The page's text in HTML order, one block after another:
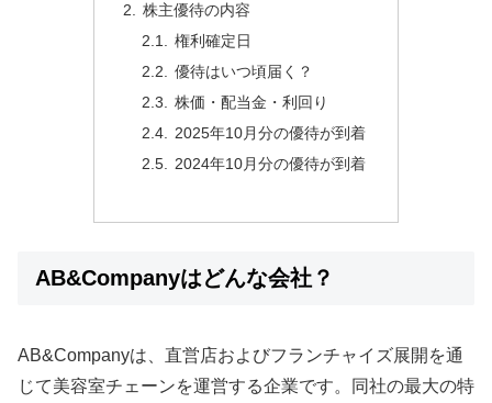
株主優待の内容
権利確定日
優待はいつ頃届く？
株価・配当金・利回り
2025年10月分の優待が到着
2024年10月分の優待が到着
AB&Companyはどんな会社？
AB&Companyは、直営店およびフランチャイズ展開を通
じて美容室チェーンを運営する企業です。同社の最大の特